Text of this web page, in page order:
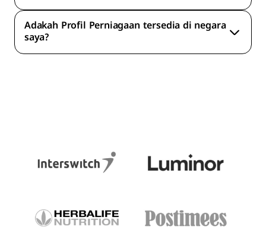
Adakah Profil Perniagaan tersedia di negara
saya?